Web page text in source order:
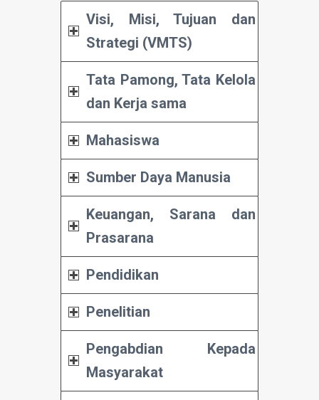
Visi, Misi, Tujuan dan
Strategi (VMTS)
Tata Pamong, Tata Kelola
dan Kerja sama
Mahasiswa
Sumber Daya Manusia
Keuangan, Sarana dan
Prasarana
Pendidikan
Penelitian
Pengabdian Kepada
Masyarakat